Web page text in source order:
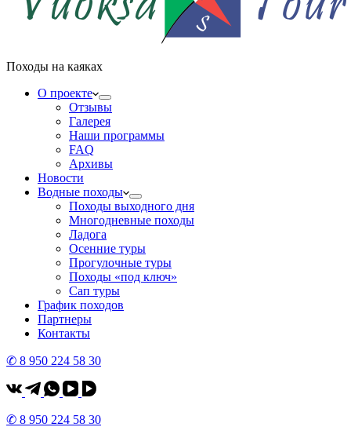
Походы на каяках
О проекте
Отзывы
Галерея
Наши программы
FAQ
Архивы
Новости
Водные походы
Походы выходного дня
Многодневные походы
Ладога
Осенние туры
Прогулочные туры
Походы «под ключ»
Сап туры
График походов
Партнеры
Контакты
✆ 8 950 224 58 30
✆ 8 950 224 58 30